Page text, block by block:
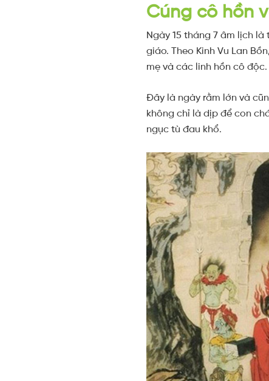
Cúng cô hồn
Ngày 15 tháng 7 âm lịch
giáo. Theo Kinh Vu Lan
mẹ và các linh hồn cô độc.
Đây là ngày rằm lớn và
không chỉ là dịp để con
ngục tù đau khổ.